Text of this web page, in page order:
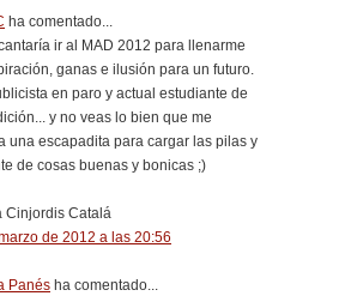
ha comentado...
ir al MAD 2012 para llenarme
ganas e ilusión para un futuro.
en paro y actual estudiante de
y no veas lo bien que me
una escapadita para cargar las pilas y
de cosas buenas y bonicas ;)
Cinjordis Catalá
de 2012 a las 20:56
Panés ha comentado...